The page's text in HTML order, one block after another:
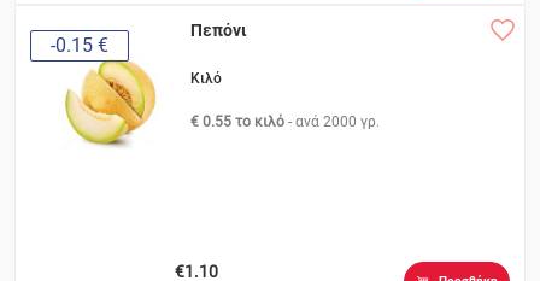
-0.15 €
Πεπόνι
Κιλό
€ 0.55 το κιλό - ανά2000 γρ.
€1.10